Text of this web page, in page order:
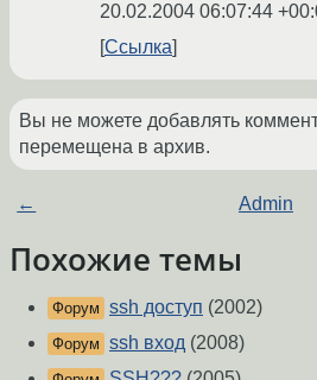
20.02.2004 06:07:44
Ссылка
Вы не можете добавлять
перемещена в архив.
← Admin
Похожие темы
Форум ssh доступ (2002)
Форум ssh вход (2008)